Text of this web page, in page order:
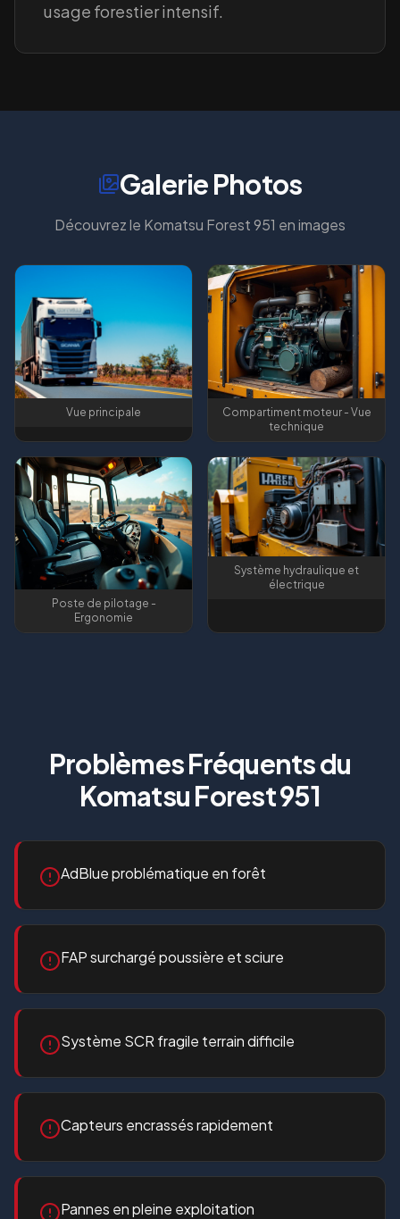
usage forestier intensif.
Galerie Photos
Découvrez le Komatsu Forest 951 en images
Vue principale
Compartiment moteur - Vue
technique
Poste de pilotage -
Ergonomie
Système hydraulique et
électrique
Problèmes Fréquents du
Komatsu Forest 951
AdBlue problématique en forêt
FAP surchargé poussière et sciure
Système SCR fragile terrain difficile
Capteurs encrassés rapidement
Pannes en pleine exploitation